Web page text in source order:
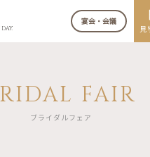
宴会・会議
見
FAIR
ブライダルフェア